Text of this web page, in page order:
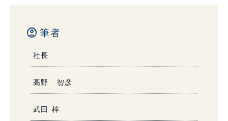
account_circle 筆者
社長
高野 智彦
武田 梓